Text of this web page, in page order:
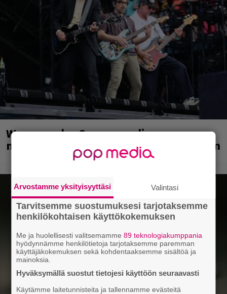
Weezer palaa Suomeen yli
neljännesvuosisadan odotuksen jälkeen
Arvostamme yksityisyyttäsi Valintasi
Tarvitsemme suostumuksesi tarjotaksemme
henkilökohtaisen käyttökokemuksen
Me ja huolellisesti valitsemamme89 teknologiakumppania
hyödynnämme henkilötietoja tarjotaksemme paremman
käyttäjäkokemuksen sekä kohdentaaksemme sisältöä ja
mainoksia.
Hyväksymällä suostut tietojesi käyttöön seuraavasti
Käytämme laitetunnisteita ja tallennamme evästeitä